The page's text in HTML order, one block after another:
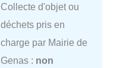
Collecte d'objet ou
déchets pris en
charge par Mairie de
Genas : non